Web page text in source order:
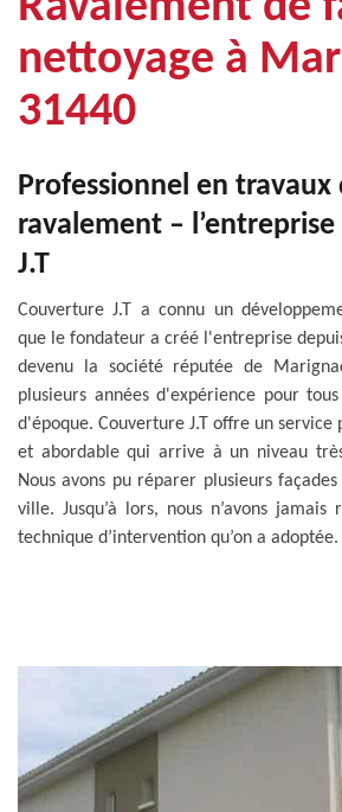
nettoyage à
31440
Professionnel en travaux
ravalement –
J.T
Couverture J.T a connu un
que le fondateur a créé l'entreprise
devenu la société réputée de
plusieurs années d'expérience pour
d'époque. Couverture J.T offre un service
et abordable qui arrive à un niveau
Nous avons pu réparer plusieurs
ville. Jusqu’à lors, nous n’avons
technique d’intervention qu’on a adoptée.